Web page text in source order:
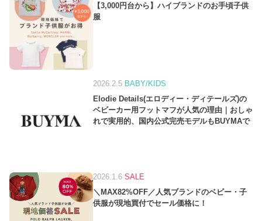
【3,000円台から】ハイブランドのお手頃子供
服
2026.2.5 BABY/KIDS
Elodie Details(エロディー・ディテールズ)の
ベビーカー用フットマフが人気の理由｜おしゃ
れで実用的、国内公式完売モデルもBUYMAで
2026.1.6 SALE
＼MAX82%OFF／人気ブランドのベビー・子
供服が現地買付でセール価格に！